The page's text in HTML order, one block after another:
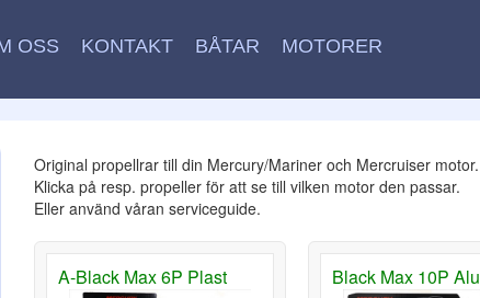
OSS KONTAKT BÅTAR MOTORER
Original propellrar till din Mercury/Mariner och Mercruiser motor.
Klicka på resp. propeller för att se till vilken motor den passar.
Eller använd våran serviceguide.
A-Black Max 6P Plast Black Max 10P Alu